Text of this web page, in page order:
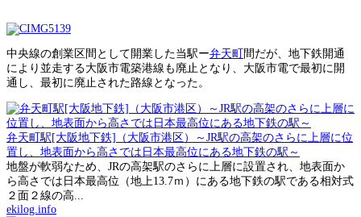
中央線の創業区間として開業した当駅ー弁天町 間だが、地下鉄開通
により並走する大阪市電築港線も廃止となり、大阪市電で最初に開
通し、最初に廃止された路線となった。
弁天町駅[大阪地下鉄]（大阪市港区）～JR駅の高架のさらに上層に位
置し、地表面から高さでは日本最高位にある地下鉄の駅～
地盤が軟弱なため、JRの高架駅のさらに上層に設置され、地表面か
ら高さでは日本最高位（地上13.7ｍ）にある地下鉄の駅である相対式
２面２線の高...
ekilog.info